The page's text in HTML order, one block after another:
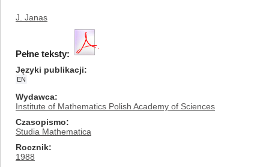
J. Janas
Pełne teksty:
Języki publikacji
EN
Wydawca
Institute of Mathematics Polish Academy of Sciences
Czasopismo
Studia Mathematica
Rocznik
1988